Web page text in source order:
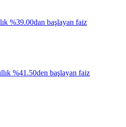
%39.00dan başlayan faiz
%41.50den başlayan faiz